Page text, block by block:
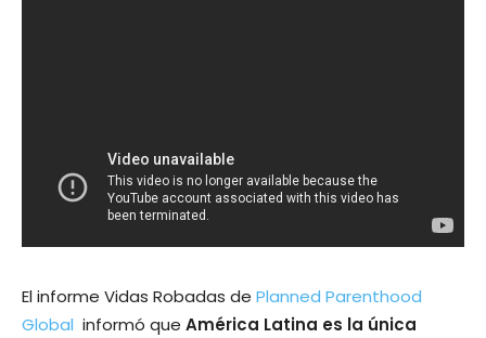
El informe Vidas Robadas de Planned Parenthood
Global informó que América Latina es la única